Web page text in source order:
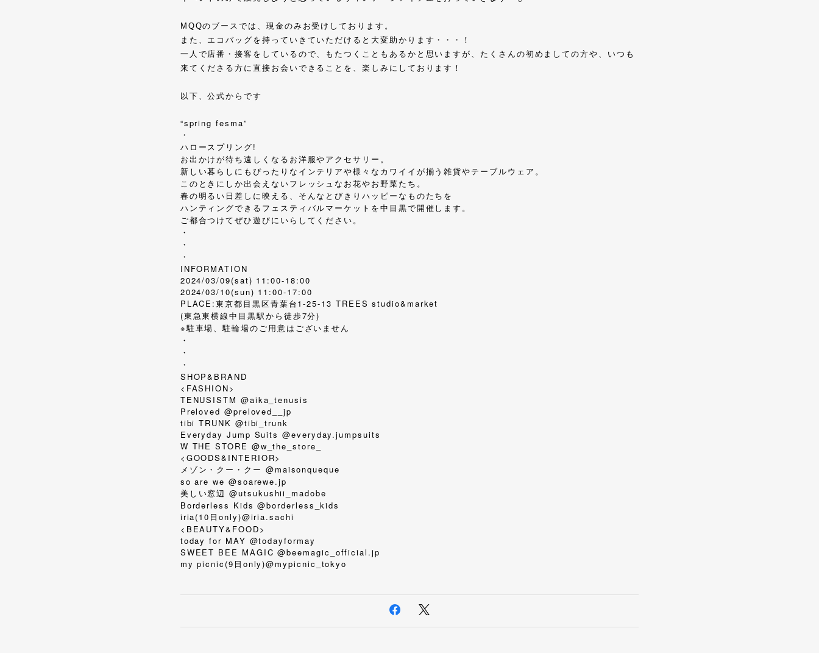
MQQのブースでは、現金のみお受けしております。
また、エコバッグを持っていきていただけると大変助かります・・・！
一人で店番・接客をしているので、もたつくこともあるかと思いますが、たくさんの初めましての方や、いつも
来てくださる方に直接お会いできることを、楽しみにしております！
以下、公式からです
“spring fesma”
・
ハロースプリング!
お出かけが待ち遠しくなるお洋服やアクセサリー。
新しい暮らしにもぴったりなインテリアや様々なカワイイが揃う雑貨やテーブルウェア。
このときにしか出会えないフレッシュなお花やお野菜たち。
春の明るい日差しに映える、そんなとびきりハッピーなものたちを
ハンティングできるフェスティバルマーケットを中目黒で開催します。
ご都合つけてぜひ遊びにいらしてください。
・
・
・
INFORMATION
2024/03/09(sat) 11:00-18:00
2024/03/10(sun) 11:00-17:00
PLACE:東京都目黒区青葉台1-25-13 TREES studio&market
(東急東横線中目黒駅から徒歩7分)
※駐車場、駐輪場のご用意はございません
・
・
・
SHOP&BRAND
<FASHION>
TENUSISTM @aika_tenusis
Preloved @preloved__jp
tibi TRUNK @tibi_trunk
Everyday Jump Suits @everyday.jumpsuits
W THE STORE @w_the_store_
<GOODS&INTERIOR>
メゾン・クー・クー @maisonqueque
so are we @soarewe.jp
美しい窓辺 @utsukushii_madobe
Borderless Kids @borderless_kids
iria(10日only)@iria.sachi
<BEAUTY&FOOD>
today for MAY @todayformay
SWEET BEE MAGIC @beemagic_official.jp
my picnic(9 日 only)@mypicnic_tokyo